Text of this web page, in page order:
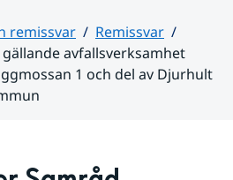
remissvar
Remissvar
avfallsverksamhet
1 och del av Djurhult